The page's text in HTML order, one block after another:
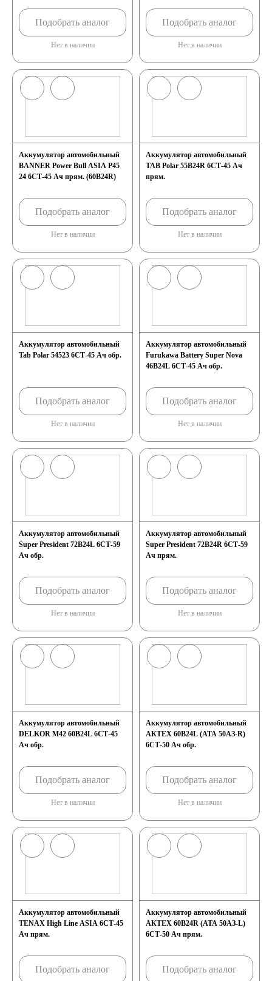
Подобрать аналог
Нет в наличии
Подобрать аналог
Нет в наличии
Аккумулятор автомобильный
BANNER Power Bull ASIA P45
24 6СТ-45 Ач прям. (60B24R)
Подобрать аналог
Нет в наличии
Аккумулятор автомобильный
TAB Polar 55B24R 6СТ-45 Ач
прям.
Подобрать аналог
Нет в наличии
Аккумулятор автомобильный
Tab Polar 54523 6СТ-45 Ач обр.
Подобрать аналог
Нет в наличии
Аккумулятор автомобильный
Furukawa Battery Super Nova
46B24L 6СТ-45 Ач обр.
Подобрать аналог
Нет в наличии
Аккумулятор автомобильный
Super President 72B24L 6СТ-59
Ач обр.
Подобрать аналог
Нет в наличии
Аккумулятор автомобильный
Super President 72B24R 6СТ-59
Ач прям.
Подобрать аналог
Нет в наличии
Аккумулятор автомобильный
DELKOR M42 60B24L 6СТ-45
Ач обр.
Подобрать аналог
Нет в наличии
Аккумулятор автомобильный
АКТЕХ 60B24L (АТА 50АЗ-R)
6СТ-50 Ач обр.
Подобрать аналог
Нет в наличии
Аккумулятор автомобильный
TENAX High Line ASIA 6СТ-45
Ач прям.
Подобрать аналог
Аккумулятор автомобильный
АКТЕХ 60B24R (АТА 50АЗ-L)
6СТ-50 Ач прям.
Подобрать аналог